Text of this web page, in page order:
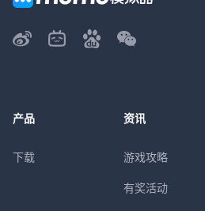
产品
下载
资讯
游戏攻略
有奖活动